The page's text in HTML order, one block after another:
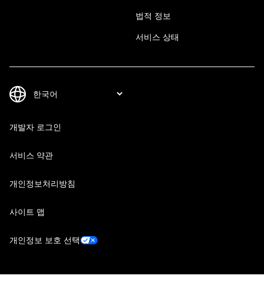
법적 정보
서비스 상태
개발자 로그인
서비스 약관
개인정보처리방침
사이트 맵
개인정보 보호 선택